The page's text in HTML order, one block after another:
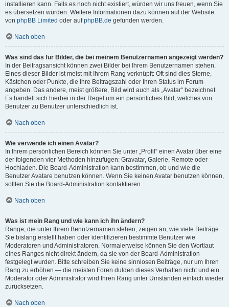
installieren kann. Falls es noch nicht existiert, würden wir uns freuen, wenn Sie
es übersetzen würden. Weitere Informationen dazu können auf der Website
von phpBB Limited oder aufphpBB.de gefunden werden.
Nach oben
Was sind das für Bilder, die bei meinem Benutzernamen angezeigt werden?
In der Beitragsansicht können zwei Bilder bei Ihrem Benutzernamen stehen.
Eines dieser Bilder ist meist mit Ihrem Rang verknüpft: Oft sind dies Sterne,
Kästchen oder Punkte, die Ihre Beitragszahl oder Ihren Status im Forum
angeben. Das andere, meist größere, Bild wird auch als „Avatar“ bezeichnet.
Es handelt sich hierbei in der Regel um ein persönliches Bild, welches von
Benutzer zu Benutzer unterschiedlich ist.
Nach oben
Wie verwende ich einen Avatar?
In Ihrem persönlichen Bereich können Sie unter „Profil“ einen Avatar über eine
der folgenden vier Methoden hinzufügen: Gravatar, Galerie, Remote oder
Hochladen. Die Board-Administration kann bestimmen, ob und wie die
Benutzer Avatare benutzen können. Wenn Sie keinen Avatar benutzen können,
sollten Sie die Board-Administration kontaktieren.
Nach oben
Was ist mein Rang und wie kann ich ihn ändern?
Ränge, die unter Ihrem Benutzernamen stehen, zeigen an, wie viele Beiträge
Sie bislang erstellt haben oder identifizieren bestimmte Benutzer wie
Moderatoren und Administratoren. Normalerweise können Sie den Wortlaut
eines Ranges nicht direkt ändern, da sie von der Board-Administration
festgelegt wurden. Bitte schreiben Sie keine sinnlosen Beiträge, nur um Ihren
Rang zu erhöhen — die meisten Foren dulden dieses Verhalten nicht und ein
Moderator oder Administrator wird Ihren Rang unter Umständen einfach wieder
zurücksetzen.
Nach oben